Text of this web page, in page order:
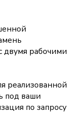
двумя рабочими
реализованной
под ваши
по запросу